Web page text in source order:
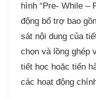
hình “Pre- While –
động bổ trợ bao
sát nội dung của
chọn và lồng ghép
tiết học hoặc tiến
các hoạt động